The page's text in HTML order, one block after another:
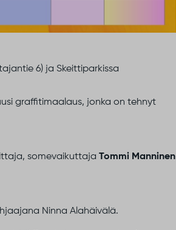
6) ja Skeittiparkissa
graffitimaalaus, jonka on tehnyt
somevaikuttajaTommi Manninen
Ninna Alahäivälä.